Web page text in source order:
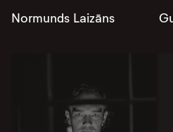
Normunds Laizāns